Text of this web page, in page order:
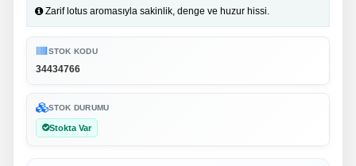
Zarif lotus aromasıyla sakinlik, denge ve huzur hissi.
STOK KODU
34434766
STOK DURUMU
Stokta Var